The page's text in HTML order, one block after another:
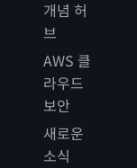
개념 허
브
AWS 클
라우드
보안
새로운
소식